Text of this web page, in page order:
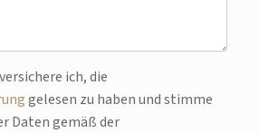
leer.
ich, die
gelesen zu haben und stimme
Daten gemäß der